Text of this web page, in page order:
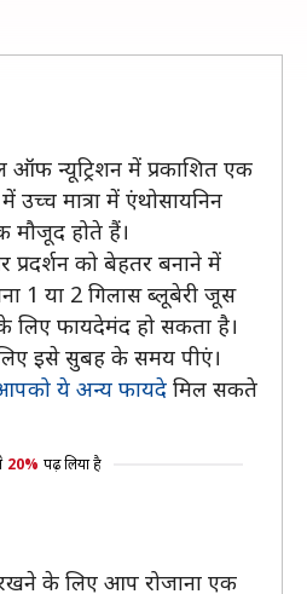
ऑफ न्यूट्रिशन में प्रकाशित एक
मात्रा में एंथोसायनिन
मौजूद होते हैं।
प्रदर्शन को बेहतर बनाने में
1 या 2 गिलास ब्लूबेरी जूस
लिए फायदेमंद हो सकता है।
इसे सुबह के समय पीएं।
ये अन्य फायदे मिल सकते
20% पढ़ लिया है
के लिए आप रोजाना एक